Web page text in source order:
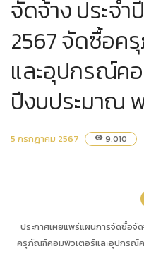
จัดจ้าง ประจ
2567 จัดซื้อค
และอุปกรณ์คอ
ปีงบประมาณ
5 กรกฎาคม 2567 visibility 9,010
ประกาศเผยแพร่แผนการจัดซื้อจั
ครุภัณฑ์คอมพิวเตอร์และอุปกรณ์